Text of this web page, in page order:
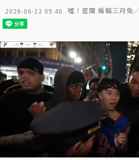
2026-06-12 09:40 噓！星聞 編輯三月兔